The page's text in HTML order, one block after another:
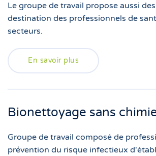
Le groupe de travail propose aussi
destination des professionnels de
secteurs.
En savoir plus
Bionettoyage sans
Groupe de travail composé de
prévention du risque infectieux